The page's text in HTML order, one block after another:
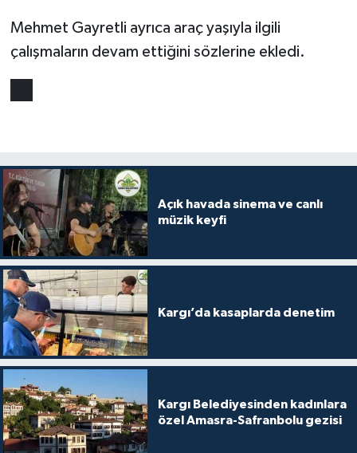
Mehmet Gayretli ayrıca araç yaşıyla ilgili
çalışmaların devam ettiğini sözlerine ekledi.
Açık havada sinema ve canlı
müzik keyfi
Kargı’da kasaplarda denetim
Kargı Belediyesinden kadınlara
özel Amasra-Safranbolu gezisi